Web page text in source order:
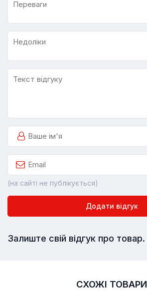
(на сайті не публікується)
Додати відгук
Залиште свій відгук про товар.
СХОЖІ ТОВАРИ